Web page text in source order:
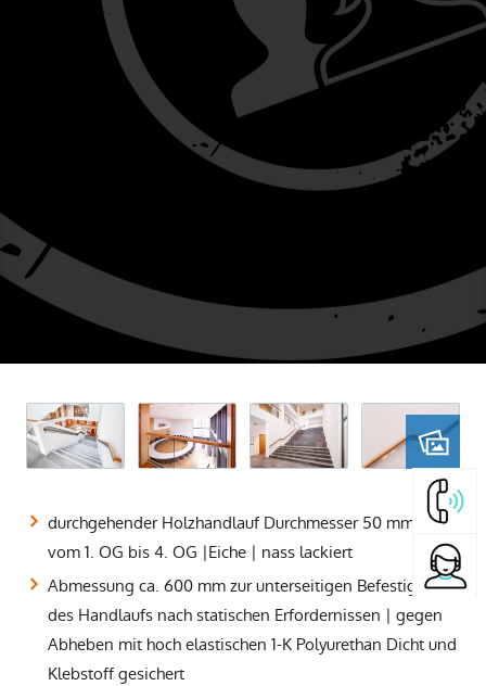
durchgehender Holzhandlauf Durchmesser 50 mm |
vom 1. OG bis 4. OG |Eiche | nass lackiert
Abmessung ca. 600 mm zur unterseitigen Befestigung
des Handlaufs nach statischen Erfordernissen | gegen
Abheben mit hoch elastischen 1-K Polyurethan Dicht und
Klebstoff gesichert